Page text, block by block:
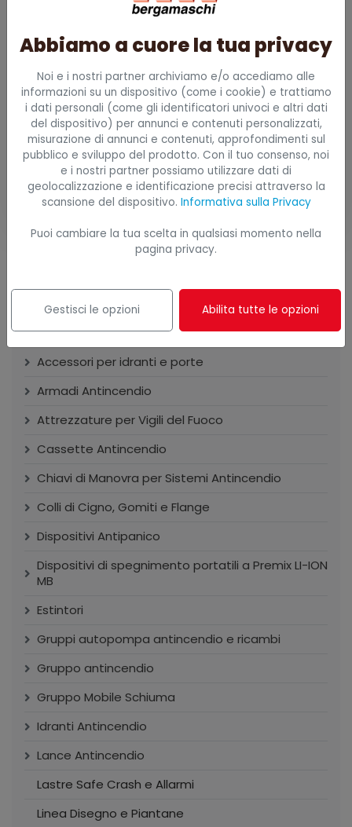
CATEGORIE
Accessori per idranti e porte
Armadi Antincendio
Attrezzature per Vigili del Fuoco
Cassette Antincendio
Chiavi di Manovra per Sistemi Antincendio
Colli di Cigno, Gomiti e Flange
Dispositivi Antipanico
Dispositivi di spegnimento portatili a Premix LI-ION
MB
Estintori
Gruppi autopompa antincendio e ricambi
Gruppo antincendio
Gruppo Mobile Schiuma
Idranti Antincendio
Lance Antincendio
Lastre Safe Crash e Allarmi
Linea Disegno e Piantane
Telefono
Ho letto e accetto all'informativa (privacy
policy)
Invia richiesta
Abbiamo a cuore la tua privacy
Noi e i nostri partner archiviamo e/o accediamo alle
informazioni su un dispositivo (come i cookie) e trattiamo
i dati personali (come gli identificatori univoci e altri dati
del dispositivo) per annunci e contenuti personalizzati,
misurazione di annunci e contenuti, approfondimenti sul
pubblico e sviluppo del prodotto. Con il tuo consenso, noi
e i nostri partner possiamo utilizzare dati di
geolocalizzazione e identificazione precisi attraverso la
scansione del dispositivo. Informativa sulla Privacy
Puoi cambiare la tua scelta in qualsiasi momento nella
pagina privacy.
Gestisci le opzioni Abilita tutte le opzioni